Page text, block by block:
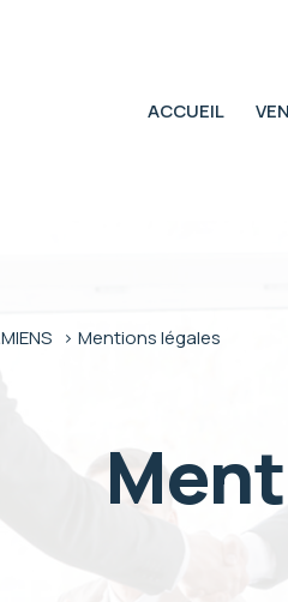
ACCUEIL
Mentions légales